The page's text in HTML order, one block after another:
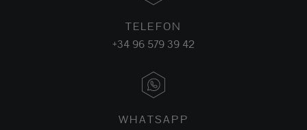
TELEFON
+34 96 579 39 42
WHATSAPP